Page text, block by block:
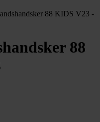
88 KIDS V23 -
88